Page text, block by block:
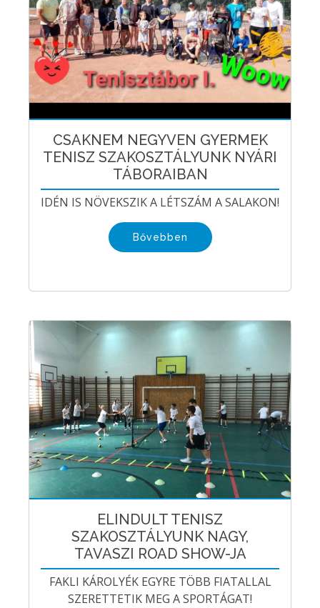
CSAKNEM NEGYVEN GYERMEK
TENISZ SZAKOSZTÁLYUNK NYÁRI
TÁBORAIBAN
IDÉN IS NÖVEKSZIK A LÉTSZÁM A SALAKON!
Bővebben
ELINDULT TENISZ
SZAKOSZTÁLYUNK NAGY,
TAVASZI ROAD SHOW-JA
FAKLI KÁROLYÉK EGYRE TÖBB FIATALLAL
SZERETTETIK MEG A SPORTÁGAT!